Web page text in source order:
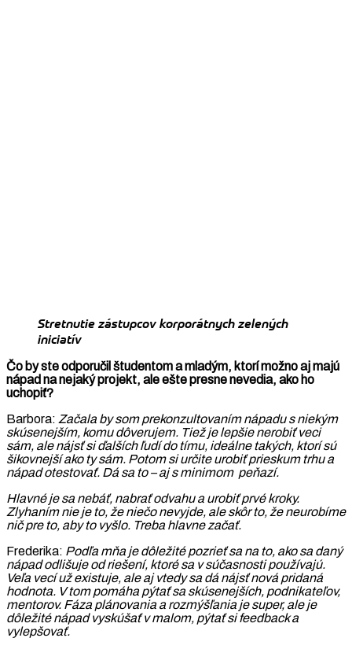
Stretnutie zástupcov korporátnych zelených
iniciatív
Čo by ste odporučil študentom a mladým, ktorí možno aj majú
nápad na nejaký projekt, ale ešte presne nevedia, ako ho
uchopiť?
Barbora: Začala by som prekonzultovaním nápadu s niekým
skúsenejším, komu dôverujem. Tiež je lepšie nerobiť veci
sám, ale nájsť si ďalších ľudí do tímu, ideálne takých, ktorí sú
šikovnejší ako ty sám. Potom si určite urobiť prieskum trhu a
nápad otestovať. Dá sa to – aj s minimom peňazí.
Hlavné je sa nebáť, nabrať odvahu a urobiť prvé kroky.
Zlyhaním nie je to, že niečo nevyjde, ale skôr to, že neurobíme
nič pre to, aby to vyšlo. Treba hlavne začať.
Frederika: Podľa mňa je dôležité pozrieť sa na to, ako sa daný
nápad odlišuje od riešení, ktoré sa v súčasnosti používajú.
Veľa vecí už existuje, ale aj vtedy sa dá nájsť nová pridaná
hodnota. V tom pomáha pýtať sa skúsenejších, podnikateľov,
mentorov. Fáza plánovania a rozmýšľania je super, ale je
dôležité nápad vyskúšať v malom, pýtať si feedback a
vylepšovať.